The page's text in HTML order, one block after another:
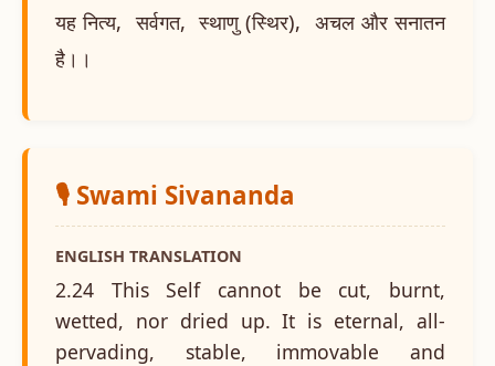
यह नित्य, सर्वगत, स्थाणु (स्थिर), अचल और सनातन
है।।
🎙️ Swami Sivananda
ENGLISH TRANSLATION
2.24 This Self cannot be cut, burnt,
wetted, nor dried up. It is eternal, all-
pervading, stable, immovable and